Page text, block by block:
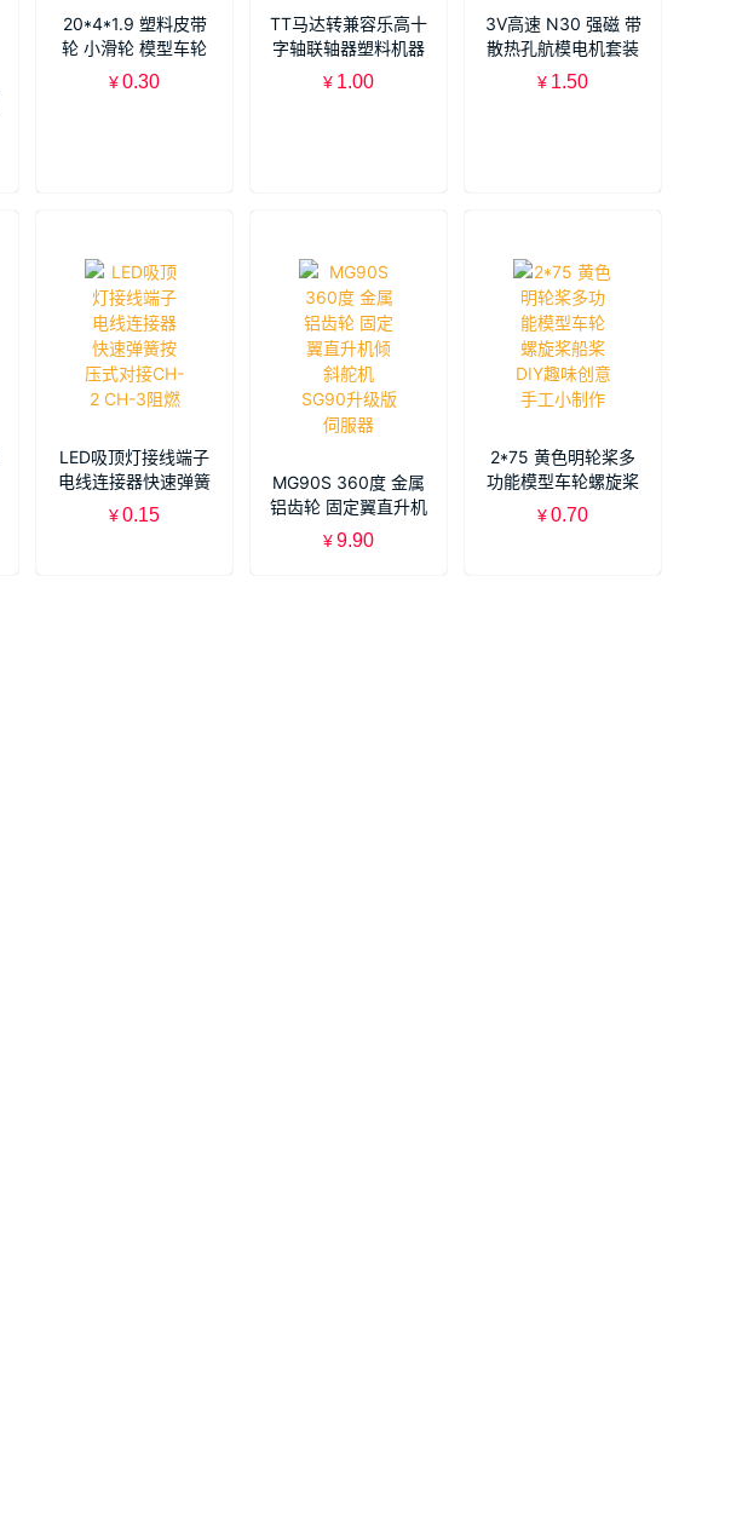
20*4*1.9 塑料皮带
轮 小滑轮 模型车轮
滑轮配件 科技小制作
¥0.30
TT马达转兼容乐高十
字轴联轴器塑料机器
人配件智能小车
¥ 1.00
3V高速 N30 强磁 带
散热孔航模电机套装
双电机套装螺旋桨正
¥ 1.50
LED吸顶灯接线端子
电线连接器快速弹簧
按压式对接CH-2
¥0.15
MG90S 360度 金属
铝齿轮 固定翼直升机
倾斜舵机 SG90升级
¥9.90
2*75 黄色明轮桨多
功能模型车轮螺旋桨
船桨DIY趣味创意手
¥0.70